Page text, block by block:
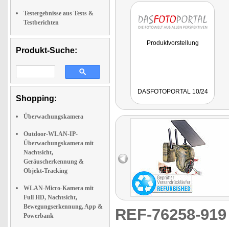
Testergebnisse aus Tests &
Testberichten
Produkt-Suche:
Shopping:
Überwachungskamera
Outdoor-WLAN-IP-
Überwachungskamera mit
Nachtsicht,
Geräuscherkennung &
Objekt-Tracking
WLAN-Micro-Kamera mit
Full HD, Nachtsicht,
Bewegungserkennung, App &
Powerbank
Produktvorstellung
DASFOTOPORTAL 10/24
REF-76258-